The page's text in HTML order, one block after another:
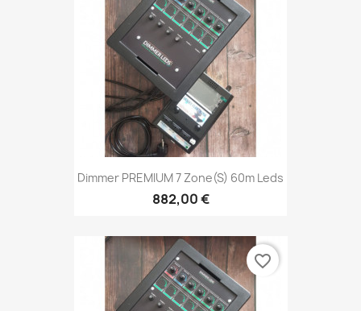
Dimmer PREMIUM 7 Zone(s) 60m Leds
882,00 €
favorite_border